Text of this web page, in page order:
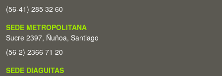
(56-41) 285 32 60
SEDE METROPOLITANA
Sucre 2397, Ñuñoa, Santiago
(56-2) 2366 71 20
SEDE DIAGUITAS